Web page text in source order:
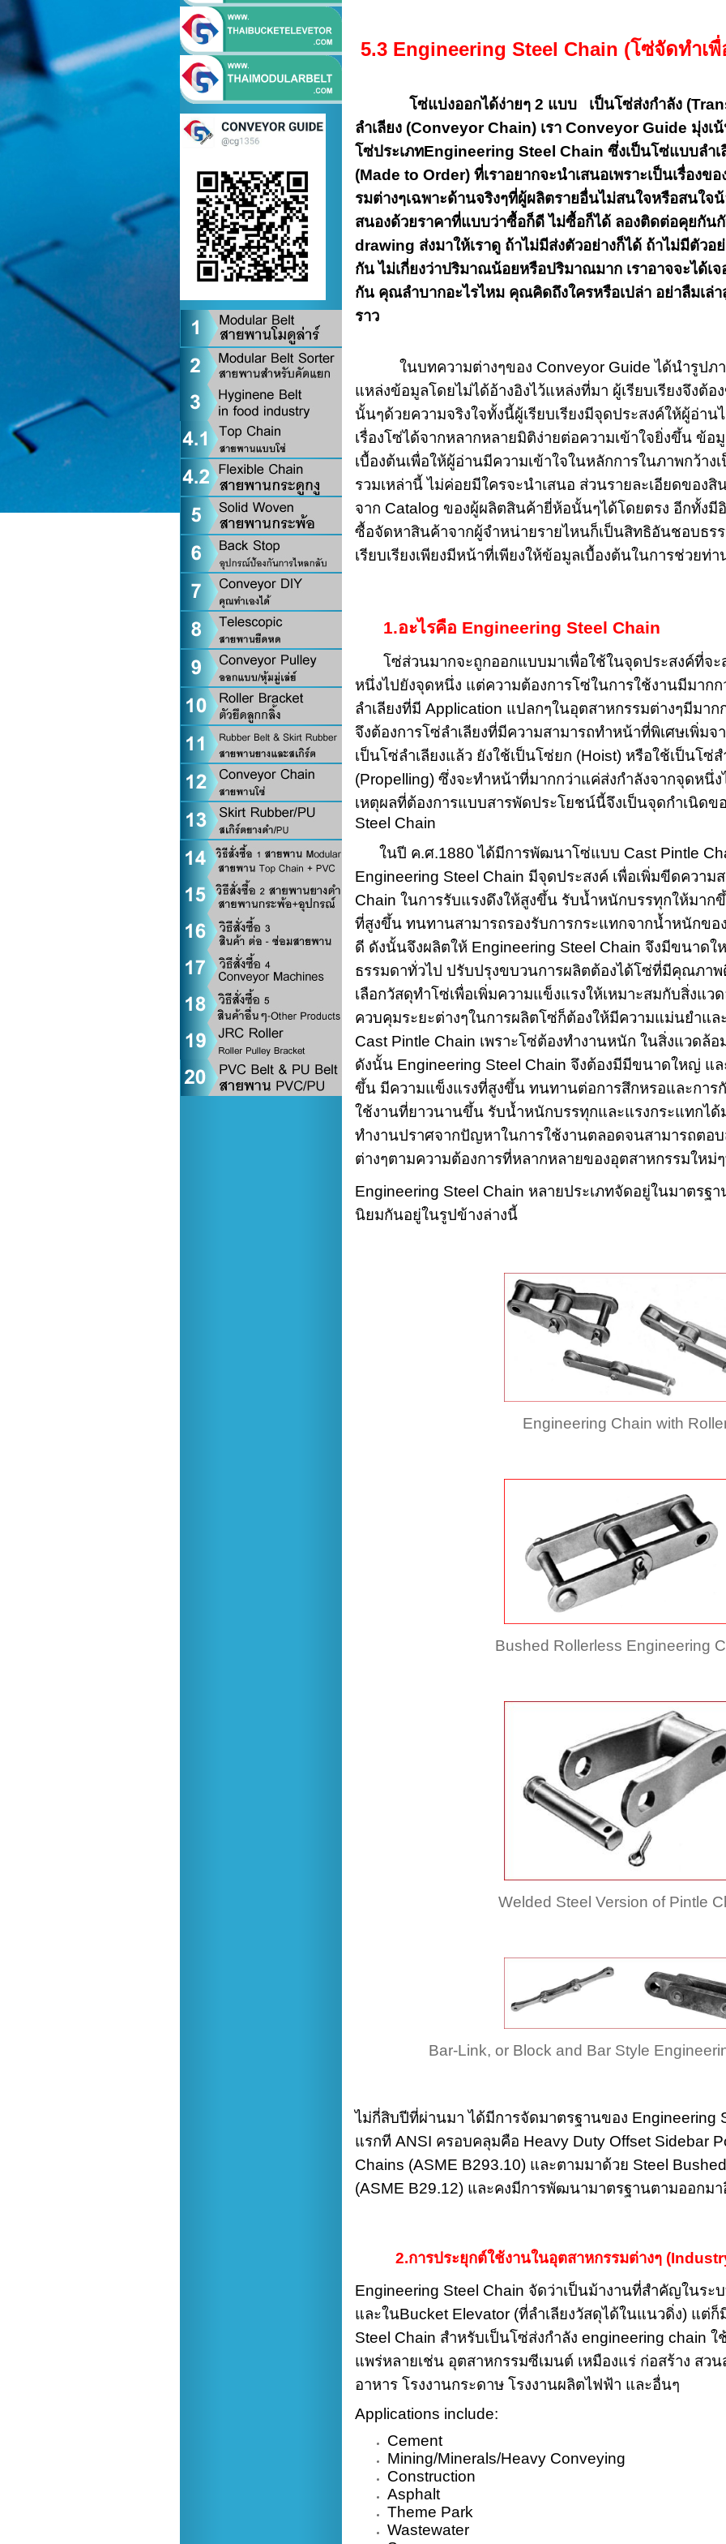
5.3 Engineering Steel Chain (โซ่จัดทำเพื่
โซ่แบ่งออกได้ง่ายๆ 2 แบบ เป็นโซ่ส่งกำลัง
ลำเลียง (Conveyor Chain) เรา Conveyor Guide มุ่งเ
โซ่ประเภทEngineering Steel Chain ซึ่งเป็นโซ่แบบลำเ
(Made to Order) ที่เราอยากจะนำเสนอเพราะเป็นเรื่องข
รมต่างๆเฉพาะด้านจริงๆที่ผู้ผลิตรายอื่นไม่สนใจหรือสนใจ
สนองด้วยราคาที่แบบว่าซื้อก็ดี ไม่ซื้อก็ได้ ลองติดต่อคุยกันกั
drawing ส่งมาให้เราดู ถ้าไม่มีส่งตัวอย่างก็ได้ ถ้าไม่มีตัวอ
กัน ไม่เกี่ยงว่าปริมาณน้อยหรือปริมาณมาก เราอาจจะได้เ
กัน คุณลำบากอะไรไหม คุณคิดถึงใครหรือเปล่า อย่าลืมเล่
ราว
ในบทความต่างๆของ Conveyor Guide ได้นำรูปภ
แหล่งข้อมูลโดยไม่ได้อ้างอิงไว้แหล่งที่มา ผู้เรียบเรียงจึงต้
นั้นๆด้วยความจริงใจทั้งนี้ผู้เรียบเรียงมีจุดประสงค์ให้ผู้อ่าน
เรื่องโซ่ได้จากหลากหลายมิติง่ายต่อความเข้าใจยิ่งขึ้น ข้
เบื้องต้นเพื่อให้ผู้อ่านมีความเข้าใจในหลักการในภาพกว้าง
รวมเหล่านี้ ไม่ค่อยมีใครจะนำเสนอ ส่วนรายละเอียดของ
จาก Catalog ของผู้ผลิตสินค้ายี่ห้อนั้นๆได้โดยตรง อีกทั้งมี
ซื้อจัดหาสินค้าจากผู้จำหน่ายรายไหนก็เป็นสิทธิอันชอบธร
เรียบเรียงเพียงมีหน้าที่เพียงให้ข้อมูลเบื้องต้นในการช่วยท่
1.อะไรคือ Engineering Steel Chain
โซ่ส่วนมากจะถูกออกแบบมาเพื่อใช้ในจุดประสงค์ที่จะ
หนึ่งไปยังจุดหนึ่ง แต่ความต้องการโซ่ในการใช้งานมีมาก
ลำเลียงที่มี Application แปลกๆในอุตสาหกรรมต่างๆมีมา
จึงต้องการโซ่ลำเลียงที่มีความสามารถทำหน้าที่พิเศษเพิ่ม
เป็นโซ่ลำเลียงแล้ว ยังใช้เป็นโซ่ยก (Hoist) หรือใช้เป็นโซ่
(Propelling) ซึ่งจะทำหน้าที่มากกว่าแค่ส่งกำลังจากจุดหนึ่
เหตุผลที่ต้องการแบบสารพัดประโยชน์นี้จึงเป็นจุดกำเนิดข
Steel Chain
ในปี ค.ศ.1880 ได้มีการพัฒนาโซ่แบบ Cast Pintle
Engineering Steel Chain มีจุดประสงค์ เพื่อเพิ่มขีดความ
Chain ในการรับแรงดึงให้สูงขึ้น รับน้ำหนักบรรทุกให้มาก
ที่สูงขึ้น ทนทานสามารถรองรับการกระแทกจากน้ำหนักข
ดี ดังนั้นจึงผลิตให้ Engineering Steel Chain จึงมีขนาด
ธรรมดาทั่วไป ปรับปรุงขบวนการผลิตต้องได้โซ่ที่มีคุณภา
เลือกวัสดุทำโซ่เพื่อเพิ่มความแข็งแรงให้เหมาะสมกับสิ่งแ
ควบคุมระยะต่างๆในการผลิตโซ่ก็ต้องให้มีความแม่นยำแ
Cast Pintle Chain เพราะโซ่ต้องทำงานหนัก ในสิ่งแวดล้อ
ดังนั้น Engineering Steel Chain จึงต้องมีมีขนาดใหญ่ แ
ขึ้น มีความแข็งแรงที่สูงขึ้น ทนทานต่อการสึกหรอและการ
ใช้งานที่ยาวนานขึ้น รับน้ำหนักบรรทุกและแรงกระแทกได้
ทำงานปราศจากปัญหาในการใช้งานตลอดจนสามารถตอ
ต่างๆตามความต้องการที่หลากหลายของอุตสาหกรรมใหม่
Engineering Steel Chain หลายประเภทจัดอยู่ในมาตรฐ
นิยมกันอยู่ในรูปข้างล่างนี้
Engineering Chain with
Bushed Rollerless Engineering
Welded Steel Version of Pintle
Bar-Link, or Block and Bar Style
ไม่กี่สิบปีที่ผ่านมา ได้มีการจัดมาตรฐานของ Engineering
แรกที ANSI ครอบคลุมคือ Heavy Duty Offset Sidebar
Chains (ASME B293.10) และตามมาด้วย Steel
(ASME B29.12) และคงมีการพัฒนามาตรฐานตามออกมา
2.การประยุกต์ใช้งานในอุตสาหกรรมต่างๆ
Engineering Steel Chain จัดว่าเป็นม้างานที่สำคัญในระบ
และในBucket Elevator (ที่ลำเลียงวัสดุได้ในแนวดิ่ง) แต่
Steel Chain สำหรับเป็นโซ่ส่งกำลัง engineering chain ใ
แพร่หลายเช่น อุตสาหกรรมซีเมนต์ เหมืองแร่ ก่อสร้าง สวน
อาหาร โรงงานกระดาษ โรงงานผลิตไฟฟ้า และอื่นๆ
Applications include:
Cement
Mining/Minerals/Heavy Conveying
Construction
Asphalt
Theme Park
Wastewater